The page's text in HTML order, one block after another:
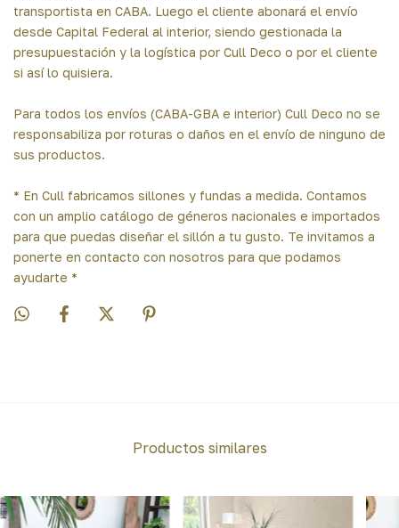
transportista en CABA. Luego el cliente abonará el envío
desde Capital Federal al interior, siendo gestionada la
presupuestación y la logística por Cull Deco o por el cliente
si así lo quisiera.
Para todos los envíos (CABA-GBA e interior) Cull Deco no se
responsabiliza por roturas o daños en el envío de ninguno de
sus productos.
* En Cull fabricamos sillones y fundas a medida. Contamos
con un amplio catálogo de géneros nacionales e importados
para que puedas diseñar el sillón a tu gusto. Te invitamos a
ponerte en contacto con nosotros para que podamos
ayudarte *
Productos similares